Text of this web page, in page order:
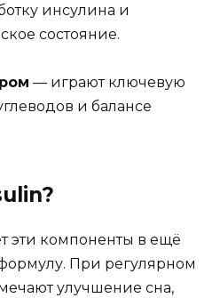
инсулина и
состояние.
— играют ключевую
и балансе
эти компоненты в ещё
При регулярном
улучшение сна,